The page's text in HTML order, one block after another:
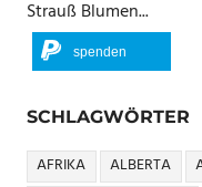
Strauß Blumen...
spenden
SCHLAGWÖRTER
AFRIKA ALBERTA